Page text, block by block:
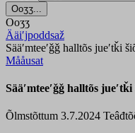
Ooʒʒ...
Ooʒʒ
Ääiʹjpoddsaž
Sääʹmteeʹǧǧ halltõs jueʹtǩi
Mååusat
Sääʹmteeʹǧǧ halltõs
Õlmstõttum 3.7.2024